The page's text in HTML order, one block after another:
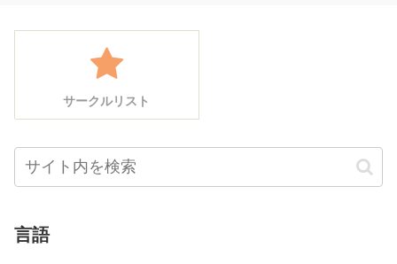
サークルリスト
言語